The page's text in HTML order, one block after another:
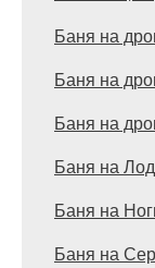
Баня на
Баня на
Баня на
Баня на
Баня на
Баня на